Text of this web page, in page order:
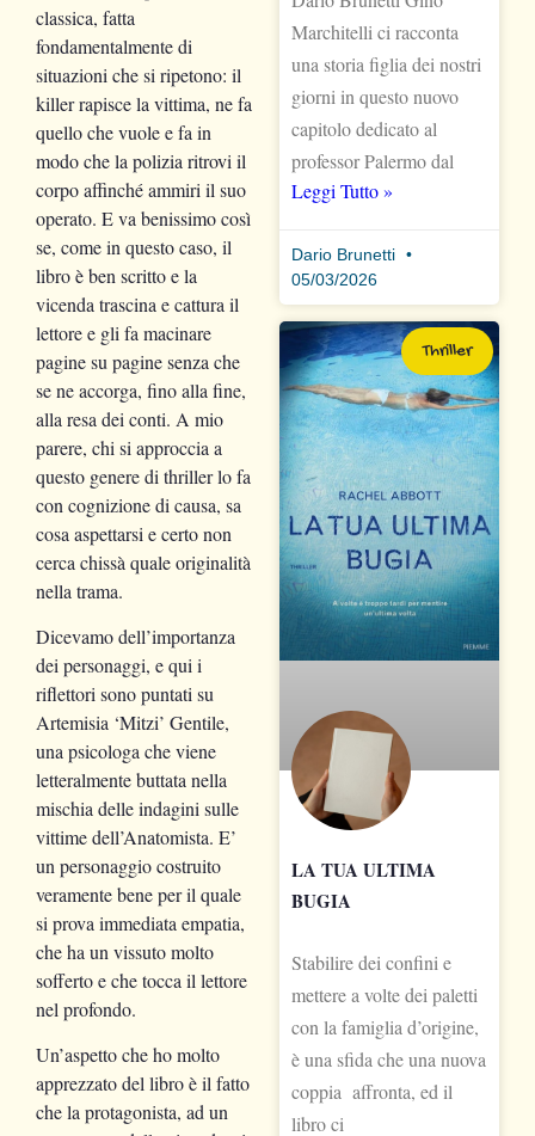
classica, fatta
fondamentalmente di
situazioni che si ripetono: il
killer rapisce la vittima, ne fa
quello che vuole e fa in
modo che la polizia ritrovi il
corpo affinché ammiri il suo
operato. E va benissimo così
se, come in questo caso, il
libro è ben scritto e la
vicenda trascina e cattura il
lettore e gli fa macinare
pagine su pagine senza che
se ne accorga, fino alla fine,
alla resa dei conti. A mio
parere, chi si approccia a
questo genere di thriller lo fa
con cognizione di causa, sa
cosa aspettarsi e certo non
cerca chissà quale originalità
nella trama.
Dicevamo dell’importanza
dei personaggi, e qui i
riflettori sono puntati su
Artemisia ‘Mitzi’ Gentile,
una psicologa che viene
letteralmente buttata nella
mischia delle indagini sulle
vittime dell’Anatomista. E’
un personaggio costruito
veramente bene per il quale
si prova immediata empatia,
che ha un vissuto molto
sofferto e che tocca il lettore
nel profondo.
Un’aspetto che ho molto
apprezzato del libro è il fatto
che la protagonista, ad un
Marchitelli ci racconta
una storia figlia dei nostri
giorni in questo nuovo
capitolo dedicato al
professor Palermo dal
Leggi Tutto »
Dario Brunetti
05/03/2026
Thriller
LA TUA ULTIMA
BUGIA
Stabilire dei confini e
mettere a volte dei paletti
con la famiglia d’origine,
è una sfida che una nuova
coppia affronta, ed il
libro ci